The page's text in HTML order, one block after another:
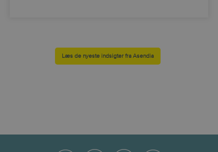
Læs de nyeste indsigter fra Asendia